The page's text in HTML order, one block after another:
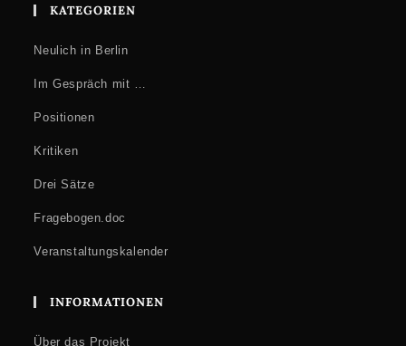
KATEGORIEN
Neulich in Berlin
Im Gespräch mit …
Positionen
Kritiken
Drei Sätze
Fragebogen.doc
Veranstaltungskalender
INFORMATIONEN
Über das Projekt